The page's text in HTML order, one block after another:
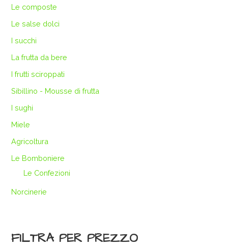
Le composte
Le salse dolci
I succhi
La frutta da bere
I frutti sciroppati
Sibillino - Mousse di frutta
I sughi
Miele
Agricoltura
Le Bomboniere
Le Confezioni
Norcinerie
FILTRA PER PREZZO